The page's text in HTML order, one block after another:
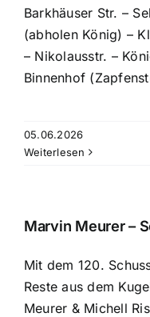
Barkhäuser Str. –
(abholen König) –
– Nikolausstr. –
Binnenhof
05.06.2026
Weiterlesen
Marvin Meurer –
Mit dem 120.
Reste aus dem
Meurer & Michell